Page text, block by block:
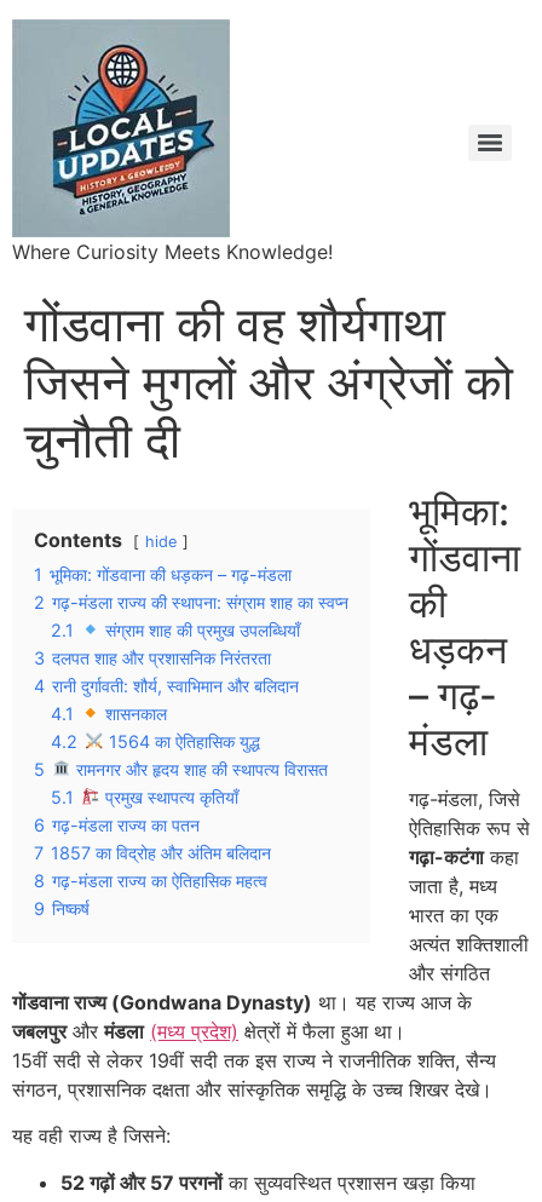
Where Curiosity Meets Knowledge!
गोंडवाना की वह शौर्यगाथा
जिसने मुगलों और अंग्रेजों को
चुनौती दी
Contents hide
1 भूमिका: गोंडवाना की धड़कन – गढ़-मंडला
2 गढ़-मंडला राज्य की स्थापना: संग्राम शाह का स्वप्न
2.1
संग्राम शाह की प्रमुख उपलब्धियाँ
3 दलपत शाह और प्रशासनिक निरंतरता
4 रानी दुर्गावती: शौर्य, स्वाभिमान और बलिदान
4.1
शासनकाल
4.2
1564 का ऐतिहासिक युद्ध
5
रामनगर और हृदय शाह की स्थापत्य विरासत
5.1
प्रमुख स्थापत्य कृतियाँ
6 गढ़-मंडला राज्य का पतन
7 1857 का विद्रोह और अंतिम बलिदान
8 गढ़-मंडला राज्य का ऐतिहासिक महत्व
9 निष्कर्ष
भूमिका:
गोंडवाना
की
धड़कन
– गढ़-
मंडला
गढ़-मंडला, जिसे
ऐतिहासिक रूप से
गढ़ा-कटंगाकहा
जाता है, मध्य
भारत का एक
अत्यंत शक्तिशाली
और संगठित
गोंडवाना राज्य (Gondwana Dynasty) था। यह राज्य आज के
जबलपुरऔरमंडला (मध्य प्रदेश) क्षेत्रों में फैला हुआ था।
15वीं सदी से लेकर 19वीं सदी तक इस राज्य ने राजनीतिक शक्ति, सैन्य
संगठन, प्रशासनिक दक्षता और सांस्कृतिक समृद्धि के उच्च शिखर देखे।
यह वही राज्य है जिसने:
52 गढ़ों और 57 परगनोंका सुव्यवस्थित प्रशासन खड़ा किया